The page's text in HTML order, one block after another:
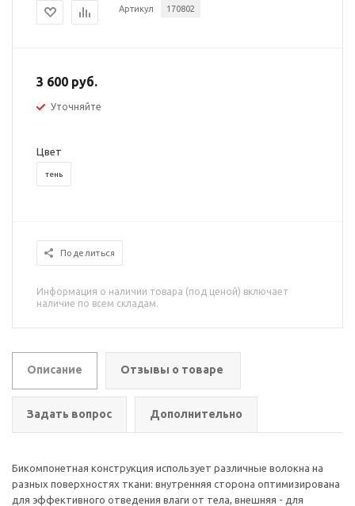
Артикул 170802
3 600 руб.
Уточняйте
Цвет
тень
Поделиться
Информация о наличии товара (под ценой) включает
наличие по всем складам.
Описание Отзывы о товаре
Задать вопрос Дополнительно
Бикомпонетная конструкция использует различные волокна на
разных поверхностях ткани: внутренняя сторона оптимизирована
для эффективного отведения влаги от тела, внешняя - для